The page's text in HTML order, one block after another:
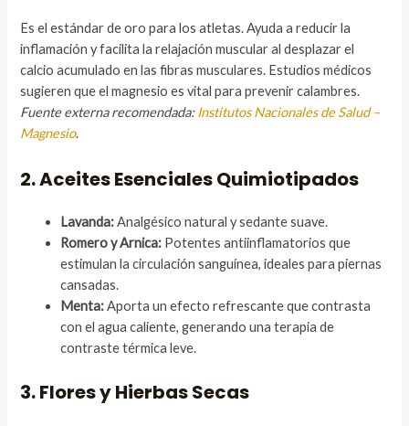
Es el estándar de oro para los atletas. Ayuda a reducir la
inflamación y facilita la relajación muscular al desplazar el
calcio acumulado en las fibras musculares. Estudios médicos
sugieren que el magnesio es vital para prevenir calambres.
Fuente externa recomendada:Institutos Nacionales de Salud –
Magnesio.
2. Aceites Esenciales Quimiotipados
Lavanda:Analgésico natural y sedante suave.
Romero y Arnica: Potentes antiinflamatorios que
estimulan la circulación sanguínea, ideales para piernas
cansadas.
Menta:Aporta un efecto refrescante que contrasta
con el agua caliente, generando una terapia de
contraste térmica leve.
3. Flores y Hierbas Secas